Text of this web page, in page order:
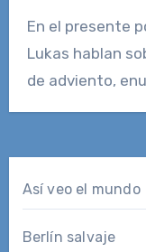
En el presente
Lukas hablan
de adviento,
Así veo el mundo
Berlín salvaje